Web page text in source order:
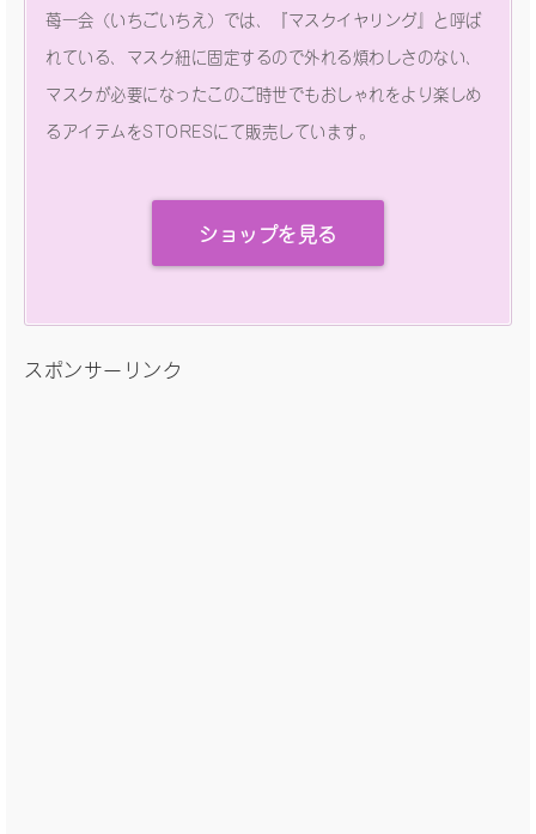
苺一会（いちごいちえ）では、『マスクイヤリング』と呼ば
れている、マスク紐に固定するので外れる煩わしさのない、
マスクが必要になったこのご時世でもおしゃれをより楽しめ
るアイテムをSTORESにて販売しています。
ショップを見る
スポンサーリンク